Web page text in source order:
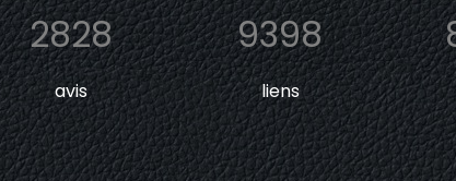
2828
avis
9398
liens